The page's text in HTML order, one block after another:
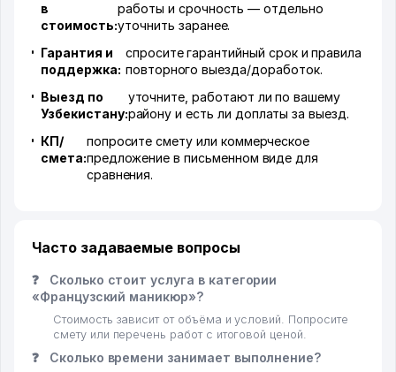
в
стоимость:
работы и срочность — отдельно
уточнить заранее.
Гарантия и
поддержка:
спросите гарантийный срок и правила
повторного выезда/доработок.
Выезд по
Узбекистану:
уточните, работают ли по вашему
району и есть ли доплаты за выезд.
КП/
смета:
попросите смету или коммерческое
предложение в письменном виде для
сравнения.
Часто задаваемые вопросы
❓
Сколько стоит услуга в категории
«Французский маникюр»?
Стоимость зависит от объёма и условий. Попросите
смету или перечень работ с итоговой ценой.
❓ Сколько времени занимает выполнение?